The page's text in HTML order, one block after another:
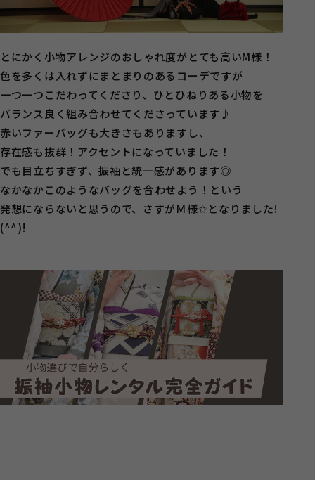
とにかく小物アレンジのおしゃれ度がとても高いM様！
色を多くは入れずにまとまりのあるコーデですが
一つ一つこだわってくださり、ひとひねりある小物を
バランス良く組み合わせてくださっています♪
赤いファーバッグも大きさもありますし、
存在感も抜群！アクセントになっていました！
でも目立ちすぎず、振袖と統一感があります◎
なかなかこのようなバッグを合わせよう！という
発想にならないと思うので、さすがＭ様✩となりました!
(^^)!